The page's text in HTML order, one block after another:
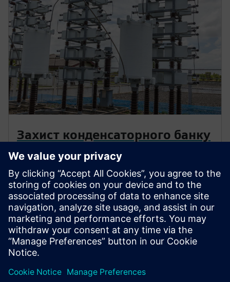
Захист конденсаторного банку
21C
У статті представлено захист на основі імпедансу
(21C) як потенційне покращення порівняно з
традиційним диференціальним захистом напруги
(87 В) для банків конденсаторів шунту.